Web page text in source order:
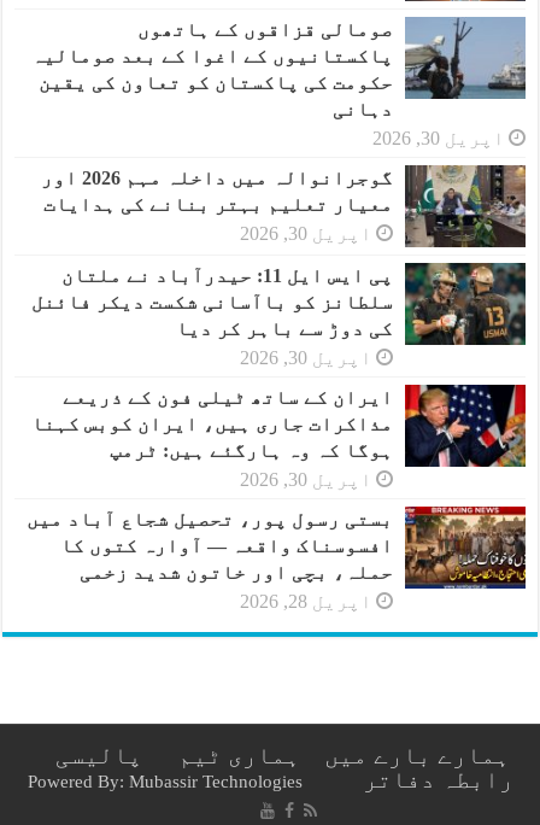
صومالی قزاقوں کے ہاتھوں
پاکستانیوں کے اغوا کے بعد صومالیہ
حکومت کی پاکستان کو تعاون کی یقین
دہانی
اپریل 30, 2026
گوجرانوالہ میں داخلہ مہم 2026 اور
معیار تعلیم بہتر بنانے کی ہدایات
اپریل 30, 2026
پی ایس ایل 11: حیدرآباد نے ملتان
سلطانز کو باآسانی شکست دیکر فائنل
کی دوڑ سے باہر کر دیا
اپریل 30, 2026
ایران کے ساتھ ٹیلی فون کے ذریعے
مذاکرات جاری ہیں، ایران کوبس کہنا
ہوگا کہ وہ ہارگئے ہیں: ٹرمپ
اپریل 30, 2026
بستی رسول پور، تحصیل شجاع آباد میں
افسوسناک واقعہ — آوارہ کتوں کا
حملہ، بچی اور خاتون شدید زخمی
اپریل 28, 2026
ہمارے بارے میں ہماری ٹیم
پالیسی
رابطہ دفاتر
Powered By: Mubassir Technologies